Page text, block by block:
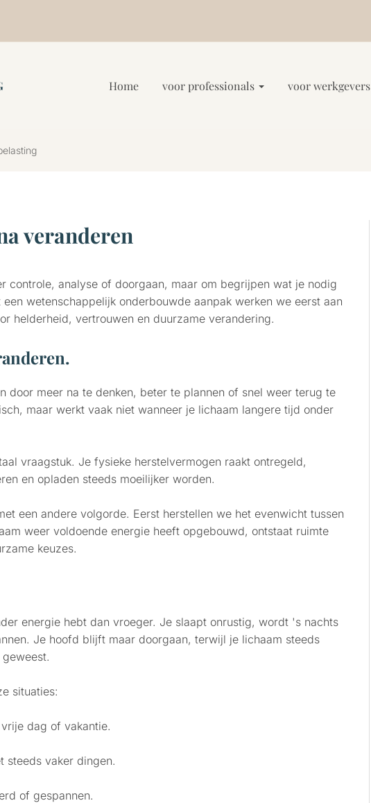
Home voor professionals voor werkgevers
veranderen
controle, analyse of doorgaan, maar om begrijpen wat je nodig
wetenschappelijk onderbouwde aanpak werken we eerst aan
helderheid, vertrouwen en duurzame verandering.
door meer na te denken, beter te plannen of snel weer terug te
maar werkt vaak niet wanneer je lichaam langere tijd onder
vraagstuk. Je fysieke herstelvermogen raakt ontregeld,
en opladen steeds moeilijker worden.
een andere volgorde. Eerst herstellen we het evenwicht tussen
weer voldoende energie heeft opgebouwd, ontstaat ruimte
keuzes.
energie hebt dan vroeger. Je slaapt onrustig, wordt 's nachts
Je hoofd blijft maar doorgaan, terwijl je lichaam steeds
situaties:
dag of vakantie.
steeds vaker dingen.
of gespannen.